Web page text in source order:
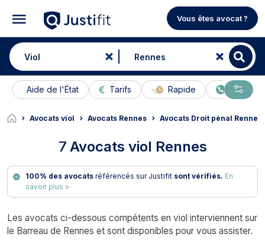
Vous êtes avocat ?
Aide de l'État Tarifs Rapide En ligne
Avocats viol Avocats Rennes Avocats Droit pénal Rennes
7 Avocats viol Rennes
100% des avocatsréférencés sur Justifit sont vérifiés. En
savoir plus >
Les avocats ci-dessous compétents en viol interviennent sur
le Barreau de Rennes et sont disponibles pour vous assister.